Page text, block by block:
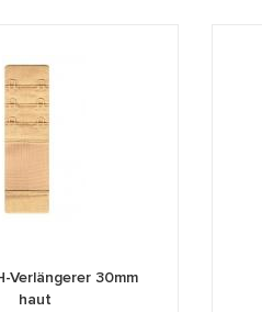
Verlängerer 30mm
haut